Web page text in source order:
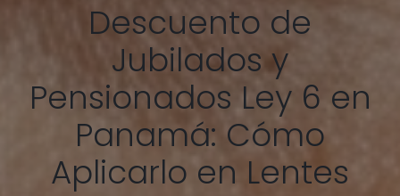
Descuento de
Jubilados y
Pensionados Ley 6 en
Panamá: Cómo
Aplicarlo en Lentes